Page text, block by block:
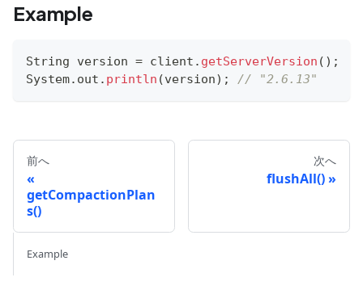
Example
String version = client . getServerVersion ( ) ;
System. out . println (version) ; // "2.6.13"
前へ
getCompactionPlan
s()
次へ
flushAll()
Example